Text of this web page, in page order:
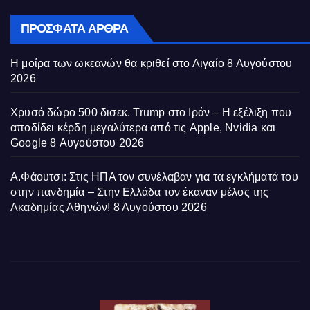
ΠΡΌΣΦΑΤΑ ΆΡΘΡΑ
Η μοίρα των ωκεανών θα κριθεί στο Αιγαίο 8 Αυγούστου
2026
Χρυσό δώρο 500 δισεκ. Trump στο Ιράν – Η εξέλιξη που
αποδίδει κέρδη μεγαλύτερα από τις Apple, Nvidia και
Google 8 Αυγούστου 2026
Α.Φάουτσι: Στις ΗΠΑ τον συνέλαβαν για τα εγκλήματά του
στην πανδημία – Στην Ελλάδα τον έκαναν μέλος της
Ακαδημίας Αθηνών! 8 Αυγούστου 2026